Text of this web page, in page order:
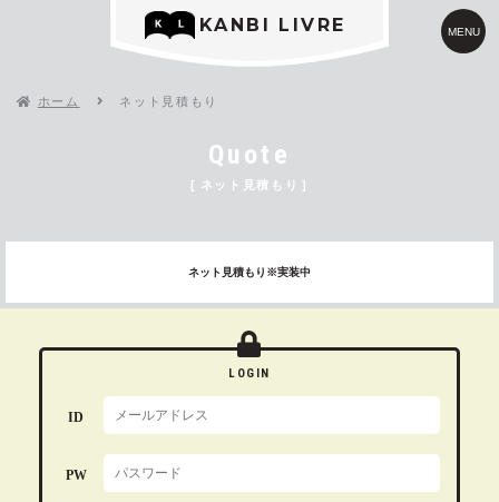
KANBI LIVRE MENU
Quote
ネット見積もり
ホーム ネット見積もり
ネット見積もり ※実装中
LOGIN
ID
PW